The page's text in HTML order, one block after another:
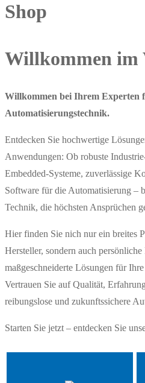
Shop
Willkommen im
Willkommen bei Ihrem
Automatisierungstechnik.
Entdecken Sie hochwertige
Anwendungen: Ob robuste
Embedded-Systeme, zuverlässige
Software für die Automatisierung –
Technik, die höchsten Ansprüchen
Hier finden Sie nich nur ein breites
Hersteller, sondern auch
maßgeschneiderte Lösungen für
Vertrauen Sie auf Qualität,
reibungslose und zukunftssichere
Starten Sie jetzt – entdecken Sie